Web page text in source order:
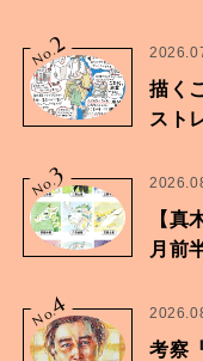
No.2
描く
スト
No.
3
【真
月前
No.
4
考察